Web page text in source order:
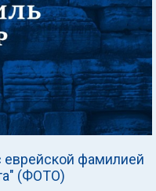
еврейской фамилией
(ФОТО)